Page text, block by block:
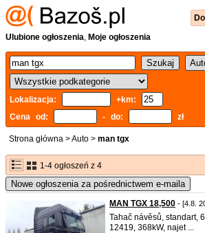
Ulubione ogłoszenia, Moje ogłoszenia
Lokalizacja:
+km:
Cena od:
- do: zł
Strona główna >Auto > man tgx
1-4 ogłoszeń z 4
Nowe ogłoszenia za pośrednictwem e-maila
MAN TGX 18,500 - [4.8.
Tahač návěsů, standart,
12419, 368kW, najet ...